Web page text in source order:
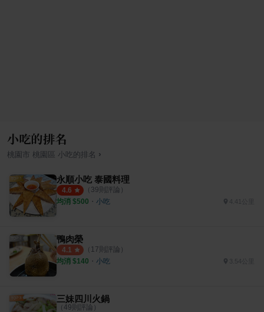
小吃的排名
桃園市 桃園區 小吃 的排名 ›
永順小吃 泰國料理
4.6 （ 39則評論）
均消 $500 ・ 小吃 4.41公里
鴨肉榮
4.1 （ 17則評論）
均消 $140 ・ 小吃 3.54公里
三妹四川火鍋
（ 49則評論）